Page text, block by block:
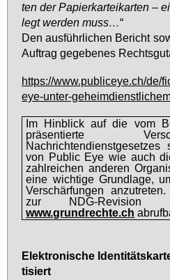
ten der Pa­pier­kar­tei­kar­ten –
legt wer­den muss…“
Den aus­führ­li­chen Be­richt
Auf­trag ge­ge­be­nes
https://​www.​pub​lice​ye.​ch/​de/​
eye-​unter-​
Im Hinblick auf die vom
präsentierte
von Public Eye wie auch
zahlreichen anderen
eine wichtige Grundlage,
Verschärfungen
zur NDG-
www.grundrechte.ch
Elek­tro­ni­sche
ti­siert